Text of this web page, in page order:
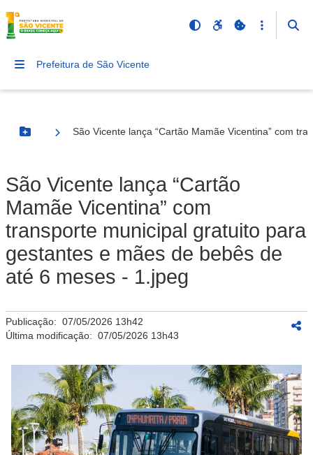
Prefeitura de São Vicente
Botão Menu
São Vicente lança “Cartão Mamãe Vicentina” com
São Vicente lança “Cartão
Mamãe Vicentina” com
transporte municipal gratuito para
gestantes e mães de bebês de
até 6 meses - 1.jpeg
Publicação: 07/05/2026 13h42
Última modificação: 07/05/2026 13h43